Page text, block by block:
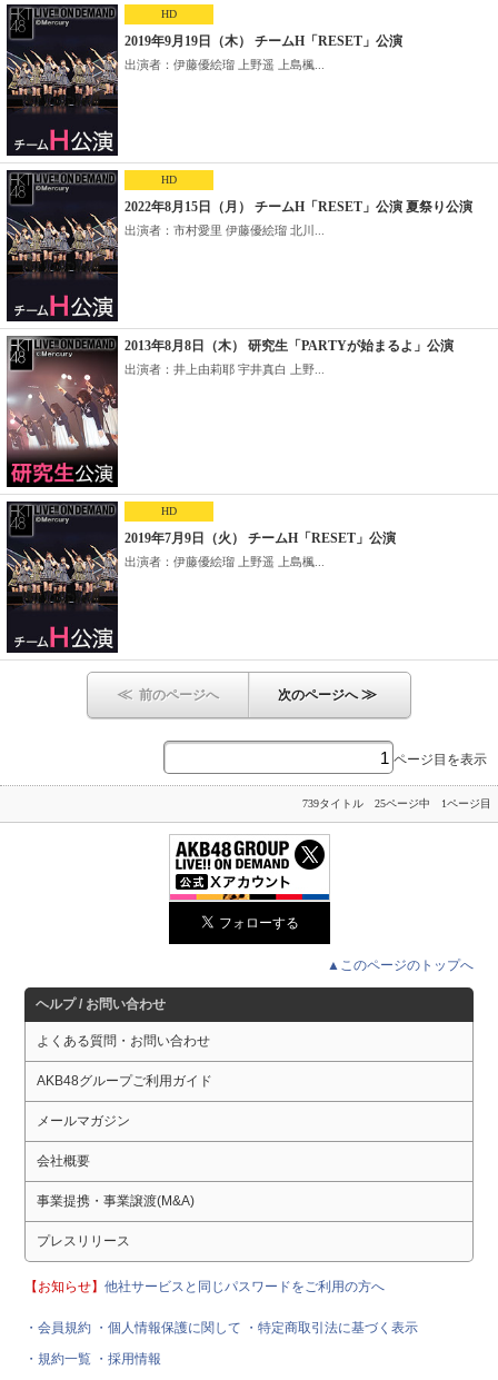
HD
2019年9月19日（木） チームH「RESET」公演
出演者：伊藤優絵瑠 上野遥 上島楓...
HD
2022年8月15日（月） チームH「RESET」公演 夏祭り公演
出演者：市村愛里 伊藤優絵瑠 北川...
2013年8月8日（木） 研究生「PARTYが始まるよ」公演
出演者：井上由莉耶 宇井真白 上野...
HD
2019年7月9日（火） チームH「RESET」公演
出演者：伊藤優絵瑠 上野遥 上島楓...
≪ 前のページへ 次のページへ≫
ページ目を表示
739タイトル 25ページ中 1ページ目
▲このページのトップへ
ヘルプ / お問い合わせ
よくある質問・お問い合わせ
AKB48グループご利用ガイド
メールマガジン
会社概要
事業提携・事業譲渡(M&A)
プレスリリース
【お知らせ】他社サービスと同じパスワードをご利用の方へ
・会員規約 ・個人情報保護に関して
・特定商取引法に基づく表示
・規約一覧 ・採用情報